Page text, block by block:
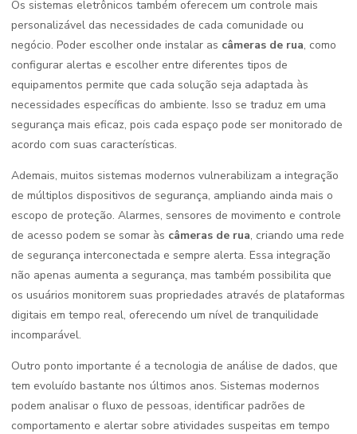
Os sistemas eletrônicos também oferecem um controle mais
personalizável das necessidades de cada comunidade ou
negócio. Poder escolher onde instalar as câmeras de rua, como
configurar alertas e escolher entre diferentes tipos de
equipamentos permite que cada solução seja adaptada às
necessidades específicas do ambiente. Isso se traduz em uma
segurança mais eficaz, pois cada espaço pode ser monitorado de
acordo com suas características.
Ademais, muitos sistemas modernos vulnerabilizam a integração
de múltiplos dispositivos de segurança, ampliando ainda mais o
escopo de proteção. Alarmes, sensores de movimento e controle
de acesso podem se somar às câmeras de rua, criando uma rede
de segurança interconectada e sempre alerta. Essa integração
não apenas aumenta a segurança, mas também possibilita que
os usuários monitorem suas propriedades através de plataformas
digitais em tempo real, oferecendo um nível de tranquilidade
incomparável.
Outro ponto importante é a tecnologia de análise de dados, que
tem evoluído bastante nos últimos anos. Sistemas modernos
podem analisar o fluxo de pessoas, identificar padrões de
comportamento e alertar sobre atividades suspeitas em tempo